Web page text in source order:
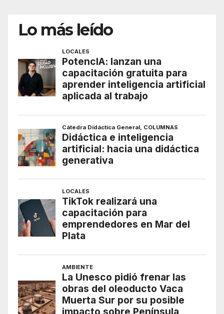
Lo más leído